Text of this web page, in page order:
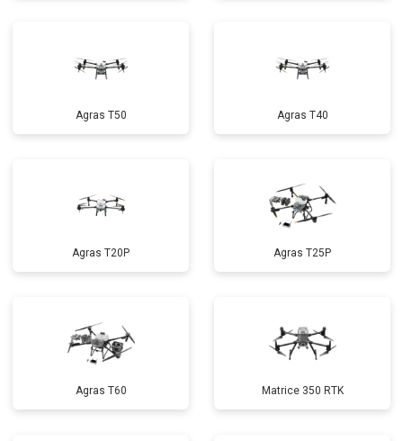
Agras T50 Agras T40
Agras T20P Agras T25P
Agras T60 Matrice 350 RTK